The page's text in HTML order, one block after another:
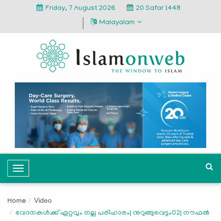
Friday, 7 August 2026
20 Safar 1448
Malayalam
T
o
g
l
Home Video
വേദനകള്‍ക്ക് ഏറ്റവും നല്ല പരിഹാരം| നുറുങ്ങുവെട്ടം02| നൗഫല്‍